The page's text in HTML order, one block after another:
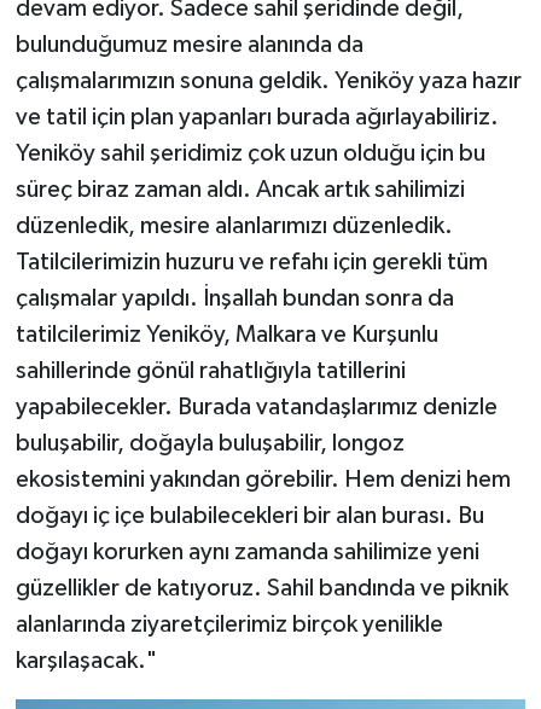
devam ediyor. Sadece sahil şeridinde değil,
bulunduğumuz mesire alanında da
çalışmalarımızın sonuna geldik. Yeniköy yaza hazır
ve tatil için plan yapanları burada ağırlayabiliriz.
Yeniköy sahil şeridimiz çok uzun olduğu için bu
süreç biraz zaman aldı. Ancak artık sahilimizi
düzenledik, mesire alanlarımızı düzenledik.
Tatilcilerimizin huzuru ve refahı için gerekli tüm
çalışmalar yapıldı. İnşallah bundan sonra da
tatilcilerimiz Yeniköy, Malkara ve Kurşunlu
sahillerinde gönül rahatlığıyla tatillerini
yapabilecekler. Burada vatandaşlarımız denizle
buluşabilir, doğayla buluşabilir, longoz
ekosistemini yakından görebilir. Hem denizi hem
doğayı iç içe bulabilecekleri bir alan burası. Bu
doğayı korurken aynı zamanda sahilimize yeni
güzellikler de katıyoruz. Sahil bandında ve piknik
alanlarında ziyaretçilerimiz birçok yenilikle
karşılaşacak."